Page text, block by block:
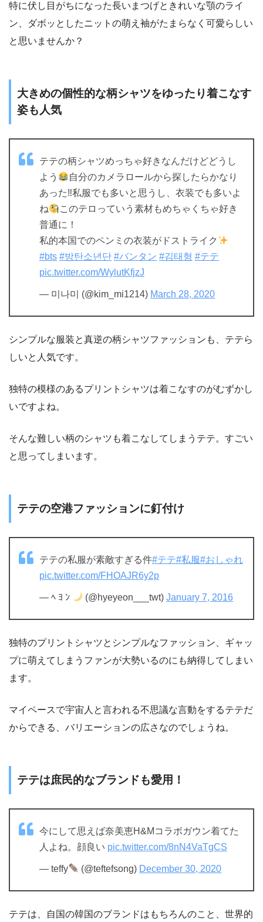
特に伏し目がちになった長いまつげときれいな顎のライ
ン、ダボッとしたニットの萌え袖がたまらなく可愛らしい
と思いませんか？
大きめの個性的な柄シャツをゆったり着こなす
姿も人気
テテの柄シャツめっちゃ好きなんだけどどうし
よう
自分のカメラロールから探したらかなり
あった‼︎私服でも多いと思うし、衣装でも多いよ
ね
このテロっていう素材もめちゃくちゃ好き
普通に！
私的本国でのペンミの衣装がドストライク
#bts #방탄소년단 #バンタン #김태형 #テテ
pic.twitter.com/WylutKfjzJ
— 미나미 (@kim_mi1214) March 28, 2020
シンプルな服装と真逆の柄シャツファッションも、テテら
しいと人気です。
独特の模様のあるプリントシャツは着こなすのがむずかし
いですよね。
そんな難しい柄のシャツも着こなしてしまうテテ。すごい
と思ってしまいます。
テテの空港ファッションに釘付け
テテの私服が素敵すぎる件#テテ#私服#おしゃれ
pic.twitter.com/FHOAJR6y2p
— ﾍ ﾖ ﾝ (@hyeyeon___twt)January 7, 2016
独特のプリントシャツとシンプルなファッション、ギャッ
プに萌えてしまうファンが大勢いるのにも納得してしまい
ます。
マイペースで宇宙人と言われる不思議な言動をするテテだ
からできる、バリエーションの広さなのでしょうね。
テテは庶民的なブランドも愛用！
今にして思えば奈美恵H&Mコラボガウン着てた
人よね。顔良い pic.twitter.com/8nN4VaTgCS
— teffy (@teftefsong) December 30, 2020
テテは、自国の韓国のブランドはもちろんのこと、世界的